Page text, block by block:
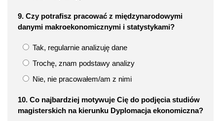
9. Czy potrafisz pracować z międzynarodowymi
danymi makroekonomicznymi i statystykami?
Tak, regularnie analizuję dane
Trochę, znam podstawy analizy
Nie, nie pracowałem/am z nimi
10. Co najbardziej motywuje Cię do podjęcia studiów
magisterskich na kierunku Dyplomacja ekonomiczna?